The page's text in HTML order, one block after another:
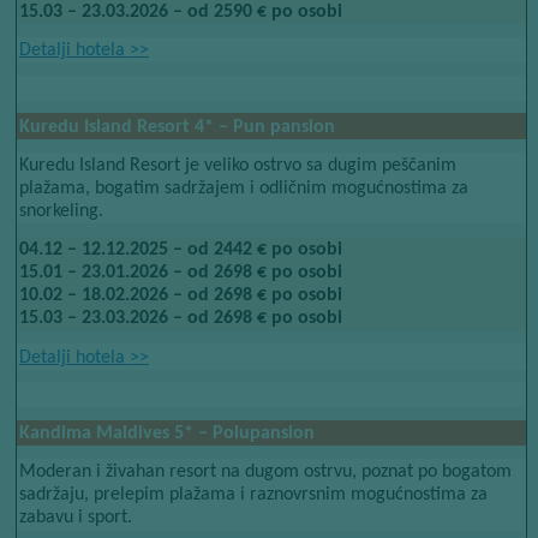
15.03 – 23.03.2026 – od 2590 € po osobi
Detalji hotela​​ >>
Kuredu Island Resort 4* – Pun pansion
Kuredu Island Resort je veliko ostrvo sa dugim peščanim
plažama, bogatim sadržajem i odličnim mogućnostima za
snorkeling.
04.12 – 12.12.2025 – od 2442 € po osobi
15.01 – 23.01.2026 – od 2698 € po osobi
10.02 – 18.02.2026 – od 2698 € po osobi
15.03 – 23.03.2026 – od 2698 € po osobi
Detalji hotela​​ >>
Kandima Maldives​​ 5* ​​ – Polupansion
Moderan i živahan resort na dugom ostrvu, poznat po bogatom
sadržaju, prelepim plažama i raznovrsnim mogućnostima za
zabavu i sport.